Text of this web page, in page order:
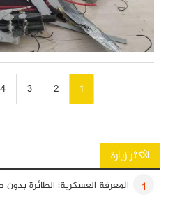
1
2
3
4
الأكثر زيارة
1
المعرفة العسكرية: الطائرة بدون